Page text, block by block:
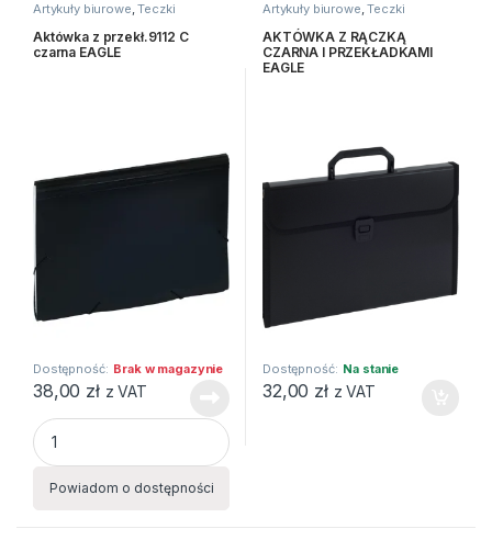
Artykuły biurowe,Teczki
Aktówka z przekł.9112 C
czarna EAGLE
Dostępność: Brak w magazynie
38,00 zł z VAT
Aktówka z przekł.9112 C czarna EAGLE quantity
Powiadom o dostępności
Artykuły biurowe,Teczki
AKTÓWKA Z RĄCZKĄ
CZARNA I PRZEKŁADKAMI
EAGLE
Dostępność: Na stanie
32,00 zł z VAT